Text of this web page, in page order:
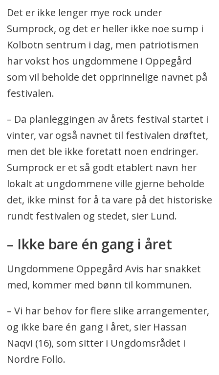
Det er ikke lenger mye rock under
Sumprock, og det er heller ikke noe sump i
Kolbotn sentrum i dag, men patriotismen
har vokst hos ungdommene i Oppegård
som vil beholde det opprinnelige navnet på
festivalen.
– Da planleggingen av årets festival startet i
vinter, var også navnet til festivalen drøftet,
men det ble ikke foretatt noen endringer.
Sumprock er et så godt etablert navn her
lokalt at ungdommene ville gjerne beholde
det, ikke minst for å ta vare på det historiske
rundt festivalen og stedet, sier Lund.
– Ikke bare én gang i året
Ungdommene Oppegård Avis har snakket
med, kommer med bønn til kommunen.
– Vi har behov for flere slike arrangementer,
og ikke bare én gang i året, sier Hassan
Naqvi (16), som sitter i Ungdomsrådet i
Nordre Follo.